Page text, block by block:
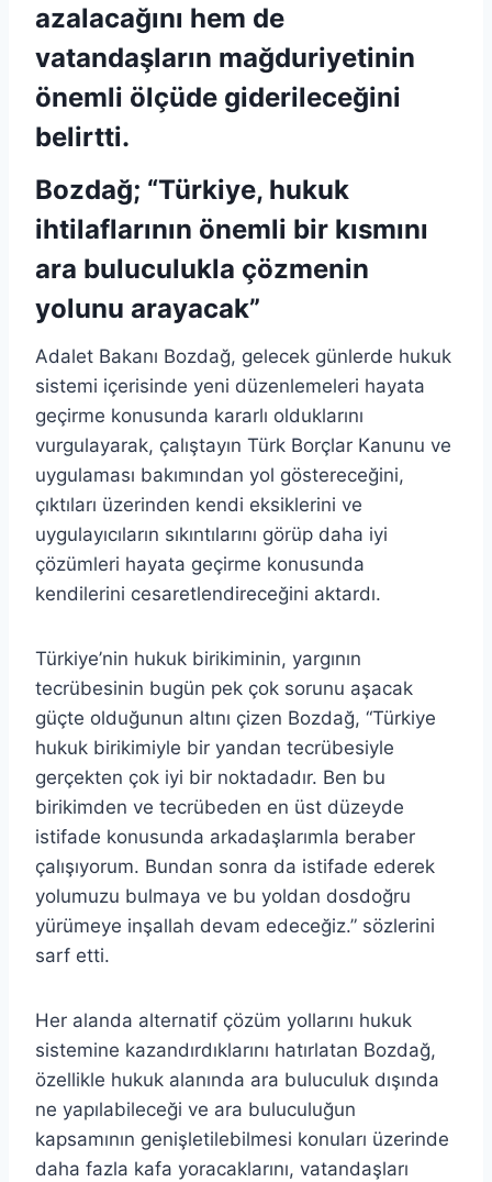
azalacağını hem de
vatandaşların mağduriyetinin
önemli ölçüde giderileceğini
belirtti.
Bozdağ; “Türkiye, hukuk
ihtilaflarının önemli bir kısmını
ara buluculukla çözmenin
yolunu arayacak”
Adalet Bakanı Bozdağ, gelecek günlerde hukuk
sistemi içerisinde yeni düzenlemeleri hayata
geçirme konusunda kararlı olduklarını
vurgulayarak, çalıştayın Türk Borçlar Kanunu ve
uygulaması bakımından yol göstereceğini,
çıktıları üzerinden kendi eksiklerini ve
uygulayıcıların sıkıntılarını görüp daha iyi
çözümleri hayata geçirme konusunda
kendilerini cesaretlendireceğini aktardı.
Türkiye’nin hukuk birikiminin, yargının
tecrübesinin bugün pek çok sorunu aşacak
güçte olduğunun altını çizen Bozdağ, “Türkiye
hukuk birikimiyle bir yandan tecrübesiyle
gerçekten çok iyi bir noktadadır. Ben bu
birikimden ve tecrübeden en üst düzeyde
istifade konusunda arkadaşlarımla beraber
çalışıyorum. Bundan sonra da istifade ederek
yolumuzu bulmaya ve bu yoldan dosdoğru
yürümeye inşallah devam edeceğiz.” sözlerini
sarf etti.
Her alanda alternatif çözüm yollarını hukuk
sistemine kazandırdıklarını hatırlatan Bozdağ,
özellikle hukuk alanında ara buluculuk dışında
ne yapılabileceği ve ara buluculuğun
kapsamının genişletilebilmesi konuları üzerinde
daha fazla kafa yoracaklarını, vatandaşları